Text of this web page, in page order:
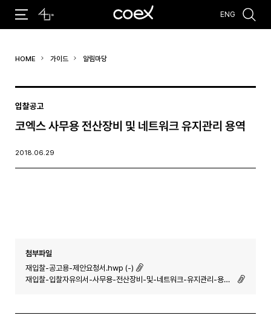
#코엑스 전시 #행사
ENG
HOME 가이드 알림마당
입찰공고
코엑스 사무용 전산장비 및 네트워크 유지관리 용역
2018.06.29
첨부파일
재입찰-공고용-제안요청서.hwp (-)
재입찰-입찰자유의서-사무용-전산장비-및-네트워크-유지관리-용역.hwp (-)